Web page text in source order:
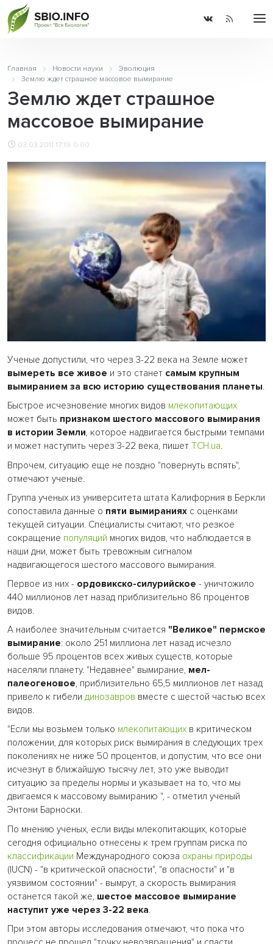
Главная Новости науки
Эволюция
Землю ждет страшное массовое вымирание
Землю ждет страшное
массовое вымирание
03.03.2011 17:19 0.00
Ученые допустили, что через 3-22 века на Земле может
вымереть все живое и это станет самым крупным
вымиранием за всю историю существования планеты.
Быстрое исчезновение многих видов млекопитающих
может быть признаком шестого массового вымирания
в истории Земли, которое надвигается быстрыми темпами
и может наступить через 3-22 века, пишет ТСН.ua.
Впрочем, ситуацию еще не поздно "повернуть вспять",
отмечают ученые.
Группа ученых из университета штата Калифорния в Беркли
сопоставила данные о пяти вымираниях с оценками
текущей ситуации. Специалисты считают, что резкое
сокращение популяций многих видов, что наблюдается в
наши дни, может быть тревожным сигналом
надвигающегося шестого массового вымирания.
Первое из них - ордовикско-силурийское - уничтожило
440 миллионов лет назад приблизительно 86 процентов
видов.
А наиболее значительным считается "Великое" пермское
вымирание: около 251 миллиона лет назад исчезло
больше 95 процентов всех живых существ, которые
населяли планету. "Недавнее" вымирание, мел-
палеогеновое, приблизительно 65,5 миллионов лет назад
привело к гибели динозавров вместе с шестой частью всех
видов.
"Если мы возьмем только млекопитающих в критическом
положении, для которых риск вымирания в следующих трех
поколениях не ниже 50 процентов, и допустим, что все они
исчезнут в ближайшую тысячу лет, это уже выводит
ситуацию за пределы нормы и указывает на то, что мы
двигаемся к массовому вымиранию ", - отметил ученый
Энтони Барноски.
По мнению ученых, если виды млекопитающих, которые
сегодня официально отнесены к трем группам риска по
классификации Международного союза охраны природы
(IUCN) - "в критической опасности", "в опасности" и "в
уязвимом состоянии" - вымрут, а скорость вымирания
останется такой же, шестое массовое вымирание
наступит уже через 3-22 века.
При этом авторы исследования отмечают, что пока что